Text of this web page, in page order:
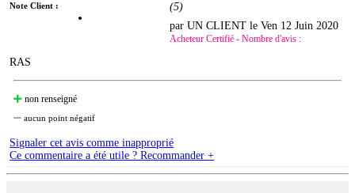
Note Client : (5)
par UN CLIENT leVen 12 Juin 2020
Acheteur Certifié - Nombre d'avis :
RAS
non renseigné
aucun point négatif
Signaler cet avis comme inapproprié
Ce commentaire a été utile ? Recommander +